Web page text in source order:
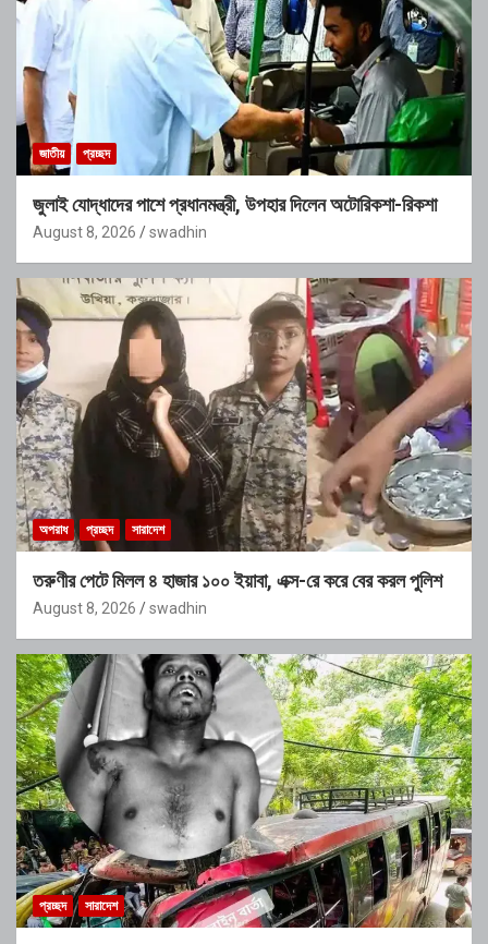
জাতীয় প্রচ্ছদ
জুলাই যোদ্ধাদের পাশে প্রধানমন্ত্রী, উপহার দিলেন অটোরিকশা-রিকশা
August 8, 2026 swadhin
অপরাধ প্রচ্ছদ সারাদেশ
তরুণীর পেটে মিলল ৪ হাজার ১০০ ইয়াবা, এক্স-রে করে বের করল পুলিশ
August 8, 2026 swadhin
প্রচ্ছদ সারাদেশ